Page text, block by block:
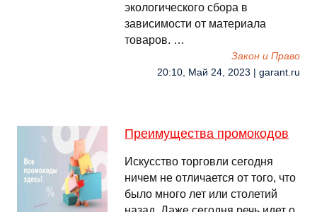
экологического сбора в
зависимости от материала
товаров. …
Закон и Право
20:10, Май 24, 2023 | garant.ru
Преимущества промокодов
Искусство торговли сегодня
ничем не отличается от того, что
было много лет или столетий